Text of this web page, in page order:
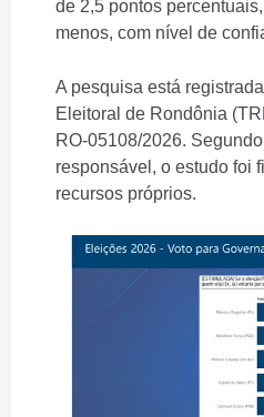
de 2,5 pontos
menos, com nível de
A pesquisa está
Eleitoral de Rondônia
RO-05108/2026.
responsável, o estudo foi
recursos próprios.